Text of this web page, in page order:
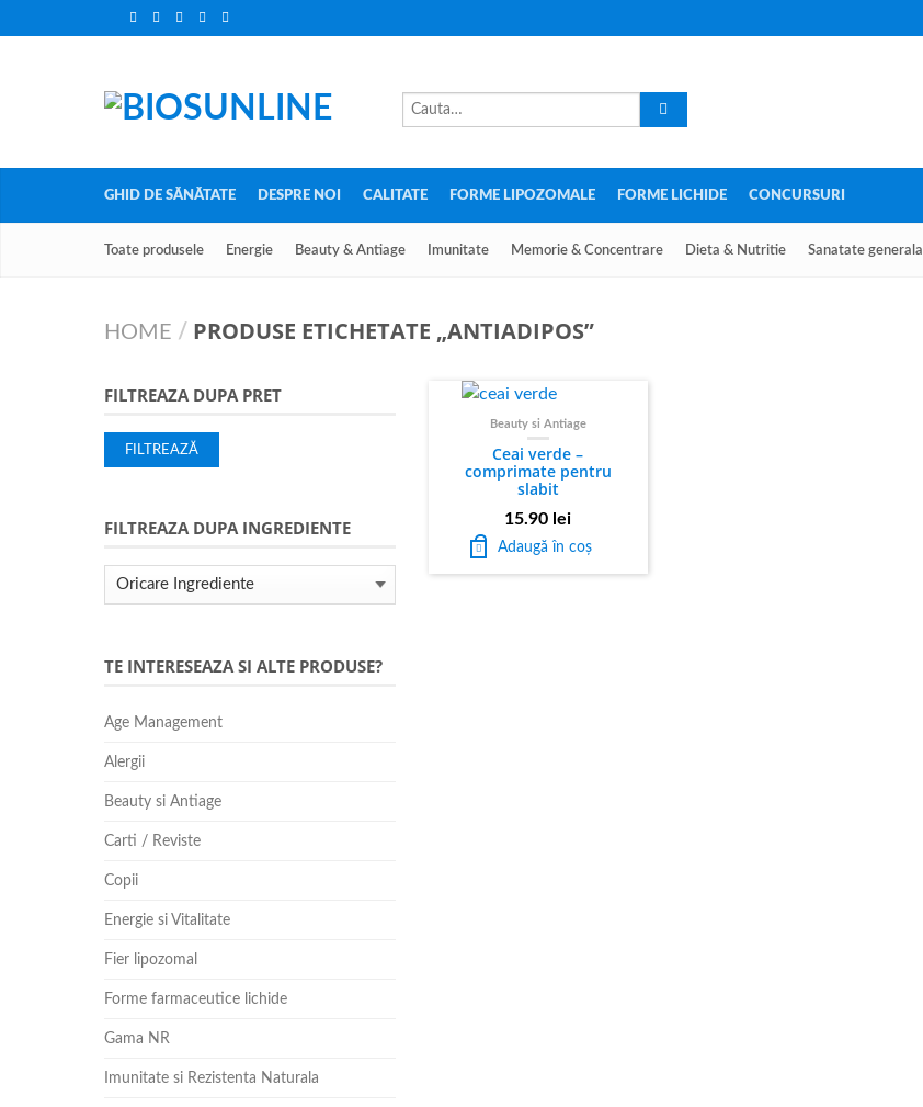
GHID DE SĂNĂTATE DESPRE NOI CALITATE FORME LIPOZOMALE FORME LICHIDE CONCURSURI
Toate produsele Energie Beauty & Antiage Imunitate Memorie & Concentrare Dieta & Nutritie Sanatate generala
HOME / PRODUSE ETICHETATE „ANTIADIPOS”
Beauty si Antiage
Ceai verde –
comprimate pentru
slabit
15.90 lei
Adaugă în coș
FILTREAZA DUPA PRET
FILTREAZĂ
FILTREAZA DUPA INGREDIENTE
TE INTERESEAZA SI ALTE PRODUSE?
Age Management
Alergii
Beauty si Antiage
Carti / Reviste
Copii
Energie si Vitalitate
Fier lipozomal
Forme farmaceutice lichide
Gama NR
Imunitate si Rezistenta Naturala